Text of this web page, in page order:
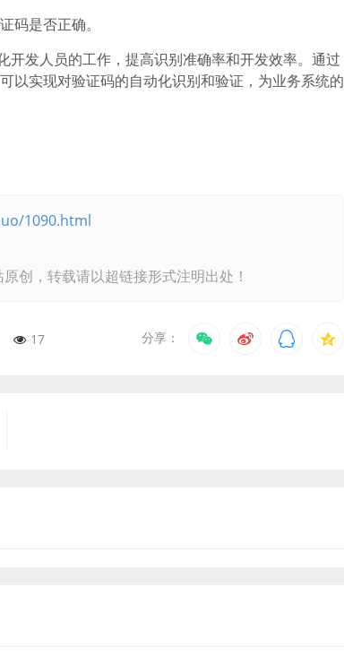
码是否正确。
发人员的工作，提高识别准确率和开发效率。通过
以实现对验证码的自动化识别和验证，为业务系统的
1090.html
创，转载请以超链接形式注明出处！
17 分享：